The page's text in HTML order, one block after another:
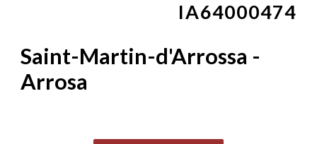
IA64000474
Saint-Martin-d'Arrossa -
Arrosa